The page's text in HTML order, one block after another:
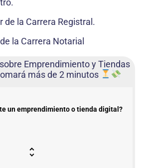
de la Carrera Registral.
la Carrera Notarial
Emprendimiento y Tiendas
más de 2 minutos
un emprendimiento o tienda digital?